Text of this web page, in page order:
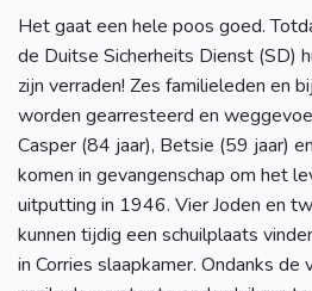
Het gaat een hele poos goed.
de Duitse Sicherheits Dienst (SD)
zijn verraden! Zes familieleden en
worden gearresteerd en
Casper (84 jaar), Betsie (59 jaar)
komen in gevangenschap om het
uitputting in 1946. Vier Joden en
kunnen tijdig een schuilplaats
in Corries slaapkamer. Ondanks de